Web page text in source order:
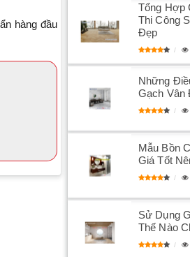
hàng đầu
Tổng Hợp
Thi Công
Đẹp
Những
Gạch Vân
Mẫu Bồn
Giá Tốt
Sử Dụng
Thế Nào